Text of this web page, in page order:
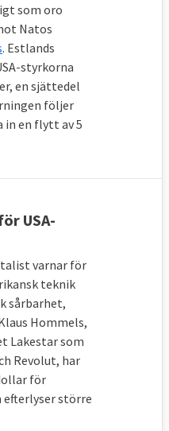
som oro
Natos
. Estlands
styrkorna
en sjättedel
följer
en flytt av 5
USA-
varnar för
teknik
sårbarhet,
Hommels,
Lakestar som
Revolut, har
för
efterlyser större